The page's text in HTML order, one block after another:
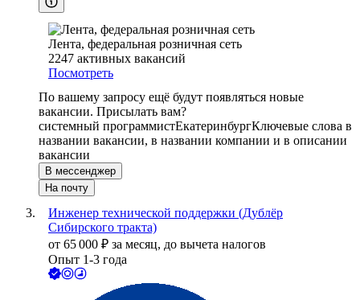
Лента, федеральная розничная сеть
2247 активных вакансий
Посмотреть
По вашему запросу ещё будут появляться новые
вакансии. Присылать вам?
системный программистЕкатеринбургКлючевые слова в
названии вакансии, в названии компании и в описании
вакансии
В мессенджер
На почту
Инженер технической поддержки (Дублёр
Сибирского тракта)
от 65 000 ₽ за месяц, до вычета налогов
Опыт 1-3 года